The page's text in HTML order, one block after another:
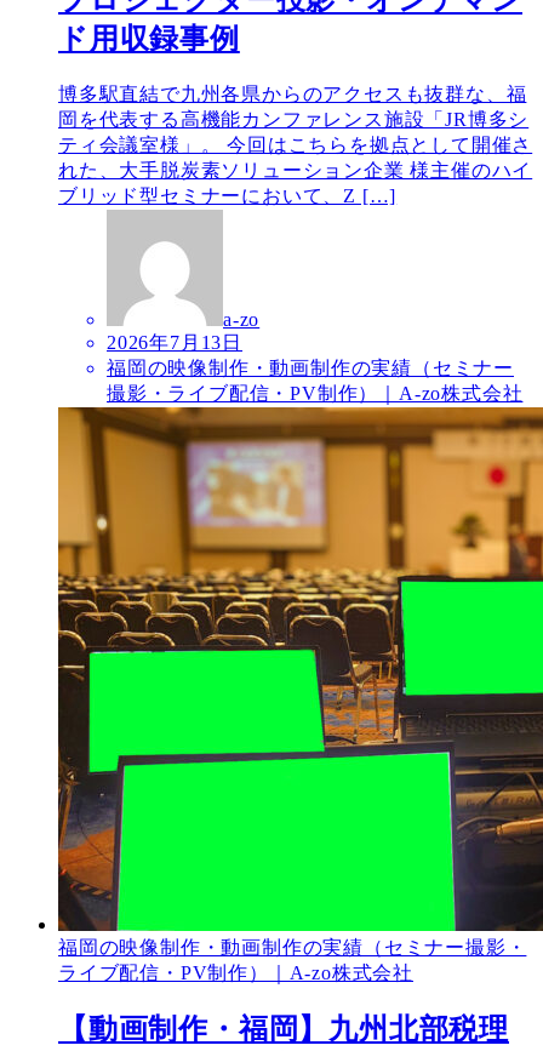
ド用収録事例
博多駅直結で九州各県からのアクセスも抜群な、福
岡を代表する高機能カンファレンス施設「JR博多シ
ティ会議室様」。 今回はこちらを拠点として開催さ
れた、大手脱炭素ソリューション企業 様主催のハイ
ブリッド型セミナーにおいて、Z […]
a-zo
2026年7月13日
福岡の映像制作・動画制作の実績（セミナー
撮影・ライブ配信・PV制作）｜A-zo株式会社
福岡の映像制作・動画制作の実績（セミナー撮影・
ライブ配信・PV制作）｜A-zo株式会社
【動画制作・福岡】九州北部税理